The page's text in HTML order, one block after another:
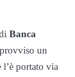
Banca
un
l’è portato via